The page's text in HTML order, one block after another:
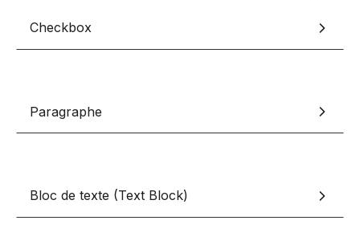
Scripts Webflow
Ressources & actualités
L'histoire de Coriace
Checkbox
Paragraphe
Bloc de texte (Text Block)